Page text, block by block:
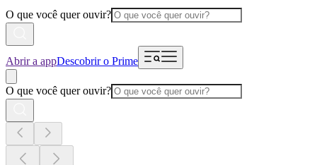
O que você quer ouvir?
Abrir a appDescobrir o Prime
O que você quer ouvir?